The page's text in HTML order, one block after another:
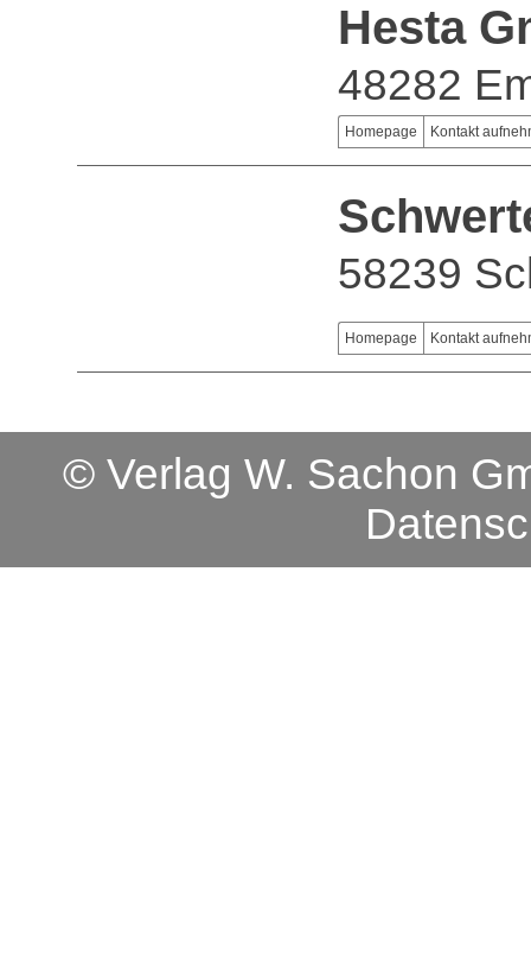
Hesta
48282
Homepage Kontakt
58239
Homepage Kontakt
© Verlag W. Sachon